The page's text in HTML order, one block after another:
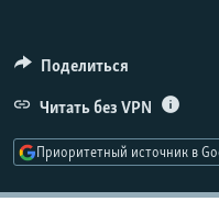
ПОДПИШИТЕСЬ НА
СОЦИАЛЬНЫЕ СЕТИ
Поделиться
Читать без VPN
Приоритетный источник в